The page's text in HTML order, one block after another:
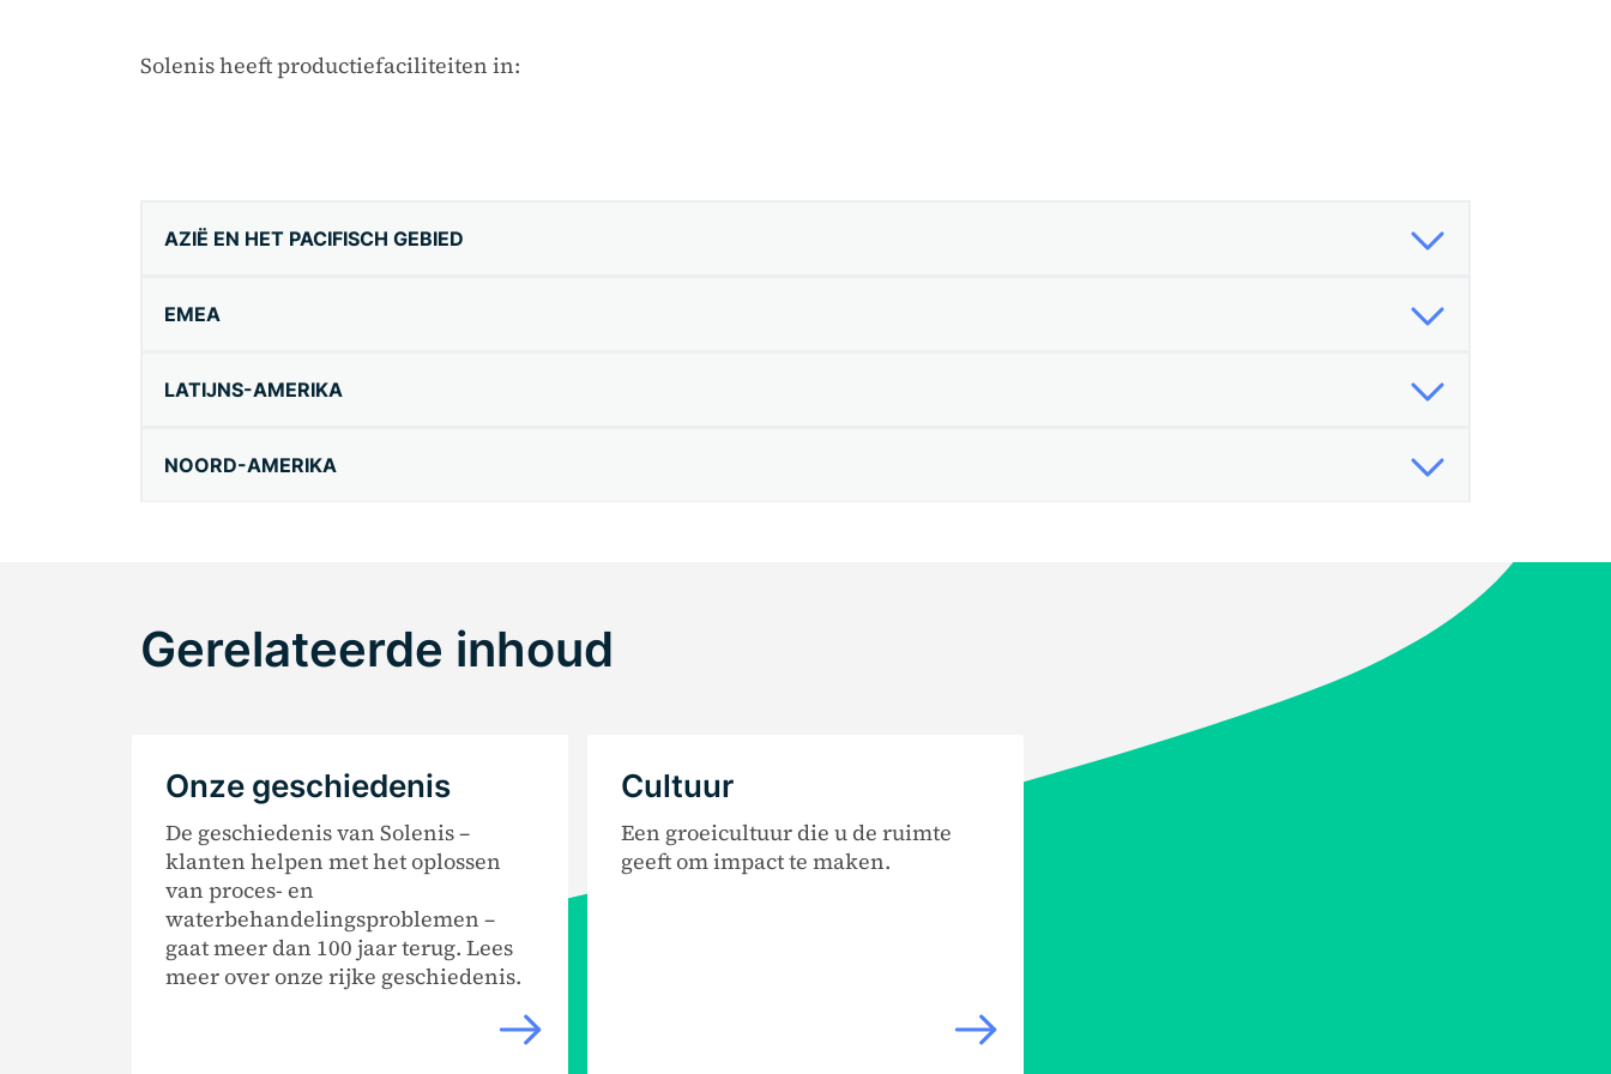
Solenis heeft productiefaciliteiten in:
AZIË EN HET PACIFISCH GEBIED
EMEA
LATIJNS-AMERIKA
NOORD-AMERIKA
Gerelateerde inhoud
Onze geschiedenis
De geschiedenis van Solenis –
klanten helpen met het oplossen
van proces- en
waterbehandelingsproblemen –
gaat meer dan 100 jaar terug. Lees
meer over onze rijke geschiedenis.
Cultuur
Een groeicultuur die u de ruimte
geeft om impact te maken.